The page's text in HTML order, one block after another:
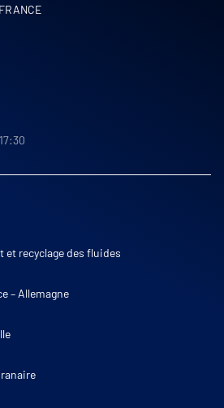
FRANCE
recyclage des fluides
– Allemagne